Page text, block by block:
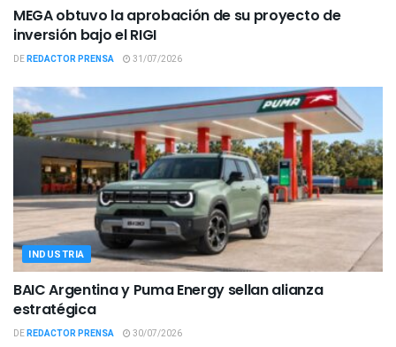
MEGA obtuvo la aprobación de su proyecto de
inversión bajo el RIGI
DEREDACTOR PRENSA 31/07/2026
INDUSTRIA
BAIC Argentina y Puma Energy sellan alianza
estratégica
DEREDACTOR PRENSA 30/07/2026